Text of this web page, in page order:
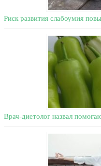
Риск развития слабоумия
Врач-диетолог назвал